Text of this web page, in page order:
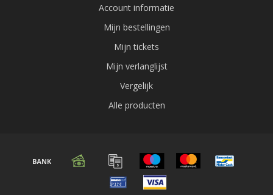
Account informatie
Mijn bestellingen
Mijn tickets
Mijn verlanglijst
Vergelijk
Alle producten